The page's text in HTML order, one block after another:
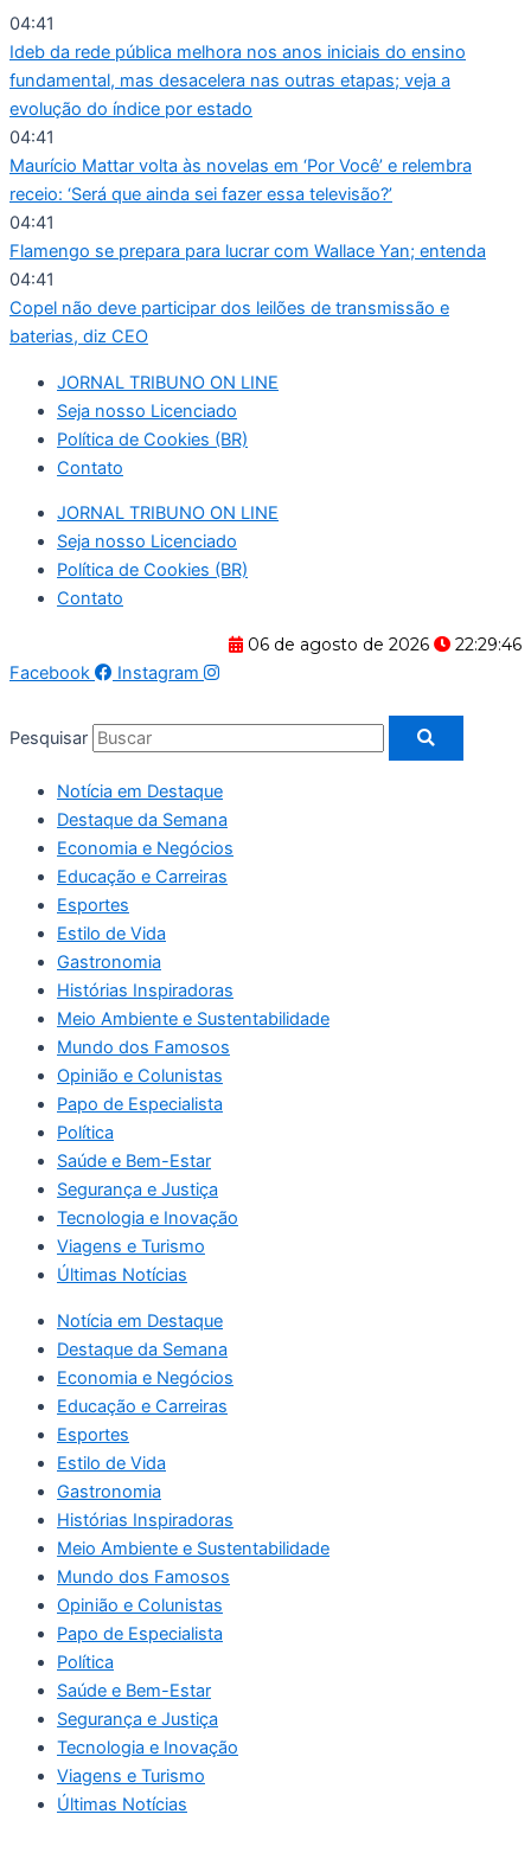
Ir
para
o
conteúdo
04:41
Ideb da rede pública melhora nos anos iniciais do ensino
fundamental, mas desacelera nas outras etapas; veja a
evolução do índice por estado
04:41
Maurício Mattar volta às novelas em ‘Por Você’ e relembra
receio: ‘Será que ainda sei fazer essa televisão?’
04:41
Flamengo se prepara para lucrar com Wallace Yan; entenda
04:41
Copel não deve participar dos leilões de transmissão e
baterias, diz CEO
JORNAL TRIBUNO ON LINE
Seja nosso Licenciado
Política de Cookies (BR)
Contato
JORNAL TRIBUNO ON LINE
Seja nosso Licenciado
Política de Cookies (BR)
Contato
06 de agosto de 2026
22:29:46
Facebook
Instagram
Pesquisar
Notícia em Destaque
Destaque da Semana
Economia e Negócios
Educação e Carreiras
Esportes
Estilo de Vida
Gastronomia
Histórias Inspiradoras
Meio Ambiente e Sustentabilidade
Mundo dos Famosos
Opinião e Colunistas
Papo de Especialista
Política
Saúde e Bem-Estar
Segurança e Justiça
Tecnologia e Inovação
Viagens e Turismo
Últimas Notícias
Notícia em Destaque
Destaque da Semana
Economia e Negócios
Educação e Carreiras
Esportes
Estilo de Vida
Gastronomia
Histórias Inspiradoras
Meio Ambiente e Sustentabilidade
Mundo dos Famosos
Opinião e Colunistas
Papo de Especialista
Política
Saúde e Bem-Estar
Segurança e Justiça
Tecnologia e Inovação
Viagens e Turismo
Últimas Notícias